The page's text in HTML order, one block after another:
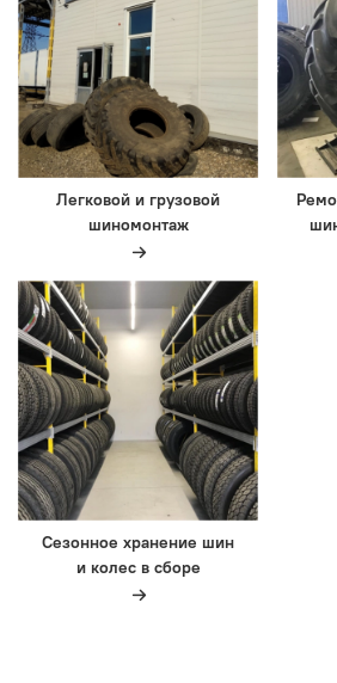
Легковой и грузовой
шиномонтаж
Сезонное хранение шин
и колес в сборе